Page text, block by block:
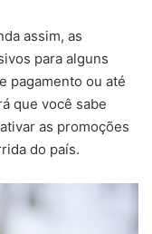
assim, as
para alguns
pagamento ou até
que você sabe
as promoções
do país.